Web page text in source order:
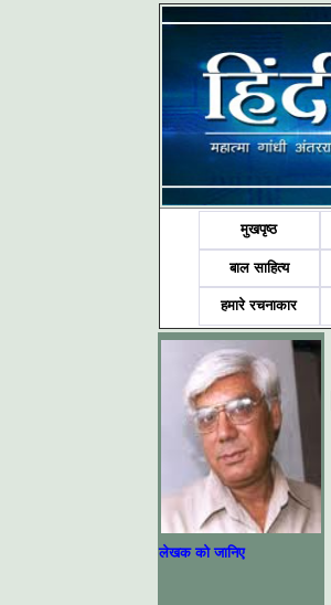
मुखपृष्ठ
बाल साहित्य
हमारे रचनाकार
लेखक को जानिए